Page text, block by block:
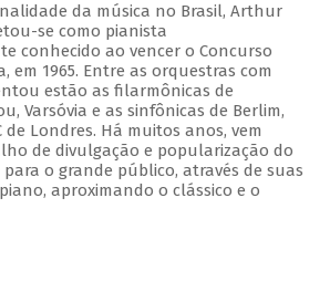
da música no Brasil, Arthur
se como pianista
conhecido ao vencer o Concurso
em 1965. Entre as orquestras com
estão as filarmônicas de
Varsóvia e as sinfônicas de Berlim,
de Londres. Há muitos anos, vem
de divulgação e popularização do
o grande público, através de suas
aproximando o clássico e o